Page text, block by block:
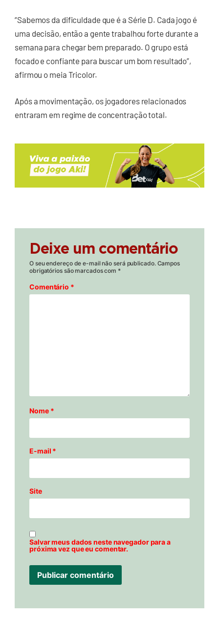
“Sabemos da dificuldade que é a Série D. Cada jogo é
uma decisão, então a gente trabalhou forte durante a
semana para chegar bem preparado. O grupo está
focado e confiante para buscar um bom resultado”,
afirmou o meia Tricolor.
Após a movimentação, os jogadores relacionados
entraram em regime de concentração total.
Deixe um comentário
O seu endereço de e-mail não será publicado. Campos
obrigatórios são marcados com *
Comentário *
Nome *
E-mail *
Site
Salvar meus dados neste navegador para a
próxima vez que eu comentar.